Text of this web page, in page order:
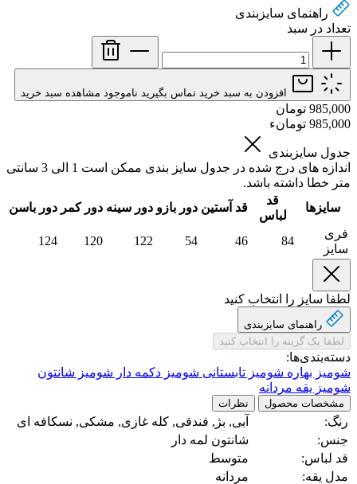
راهنمای سایز‌بندی
تعداد در سبد
افزودن به سبد خرید تماس بگیرید ناموجود مشاهده سبد خرید
985,000 تومان
985,000 تومانء
جدول سایزبندی
اندازه های درج شده در جدول سایز بندی ممکن است 1 الی 3 سانتی
متر خطا داشته باشد.
سایزها
قد
لباس
قد آستین دور بازو دور سینه دور کمر دور باسن
فری
سایز
84
46
54
122
120
124
لطفا سایز را انتخاب کنید
راهنمای سایز‌بندی
لطفا یک گزینه را انتخاب کنید
دسته‌بندی‌ها:
شومیز بهاره شومیز تابستانی شومیز دکمه دار شومیز شانتون
شومیز یقه مردانه
مشخصات محصول نظرات
رنگ:
آبی, بژ, فندقی, کله غازی, مشکی, نسکافه ای
جنس:
شانتون لمه دار
قد لباس:
متوسط
مدل یقه:
مردانه